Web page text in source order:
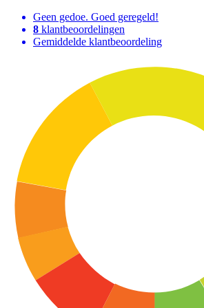
Geen gedoe. Goed geregeld!
8 klantbeoordelingen
Gemiddelde klantbeoordeling